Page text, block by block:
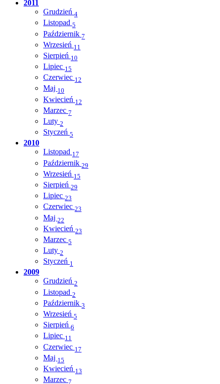
2011
Grudzień 4
Listopad 5
Październik 7
Wrzesień 11
Sierpień 10
Lipiec 15
Czerwiec 12
Maj 10
Kwiecień 12
Marzec 7
Luty 2
Styczeń 5
2010
Listopad 17
Październik 29
Wrzesień 15
Sierpień 29
Lipiec 23
Czerwiec 23
Maj 22
Kwiecień 23
Marzec 5
Luty 2
Styczeń 1
2009
Grudzień 2
Listopad 2
Październik 3
Wrzesień 5
Sierpień 6
Lipiec 11
Czerwiec 17
Maj 15
Kwiecień 13
Marzec 7